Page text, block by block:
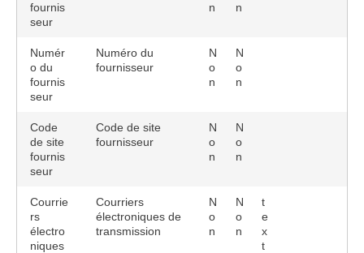
fournis
seur
n
n
Numér
o du
fournis
seur
Numéro du
fournisseur
N
o
n
N
o
n
Code
de site
fournis
seur
Code de site
fournisseur
N
o
n
N
o
n
Courrie
rs
électro
niques
Courriers
électroniques de
transmission
N
o
n
N
o
n
t
e
x
t